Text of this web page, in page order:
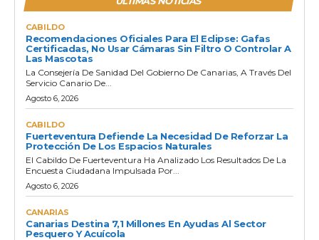
CABILDO
Recomendaciones Oficiales Para El Eclipse: Gafas
Certificadas, No Usar Cámaras Sin Filtro O Controlar A
Las Mascotas
La Consejería De Sanidad Del Gobierno De Canarias, A Través Del
Servicio Canario De...
Agosto 6, 2026
CABILDO
Fuerteventura Defiende La Necesidad De Reforzar La
Protección De Los Espacios Naturales
El Cabildo De Fuerteventura Ha Analizado Los Resultados De La
Encuesta Ciudadana Impulsada Por...
Agosto 6, 2026
CANARIAS
Canarias Destina 7,1 Millones En Ayudas Al Sector
Pesquero Y Acuícola